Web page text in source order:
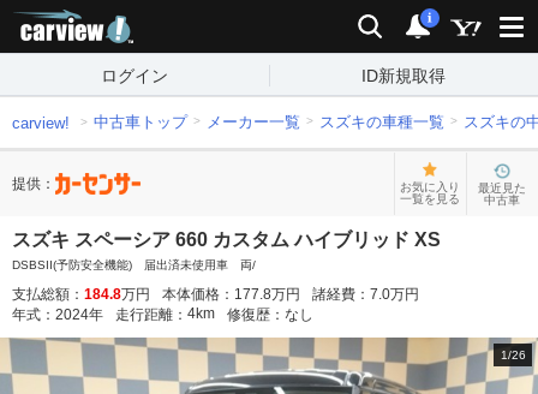
検索 通知
i
ログイン ID新規取得
carview! 中古車トップ メーカー一覧 スズキの車種一覧 スズキの
提供：
お気に入り
一覧を見る
最近見た
中古車
スズキ スペーシア 660 カスタム ハイブリッド XS
DSBSII(予防安全機能) 届出済未使用車 両/
支払総額： 184.8万円 本体価格： 177.8万円 諸経費： 7.0万円
年式： 2024年 走行距離： 4km 修復歴： なし
1/26